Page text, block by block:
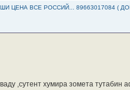
ЦЕНА ВСЕ РОССИЙ... 89663017084 (
,сутент хумира зомета